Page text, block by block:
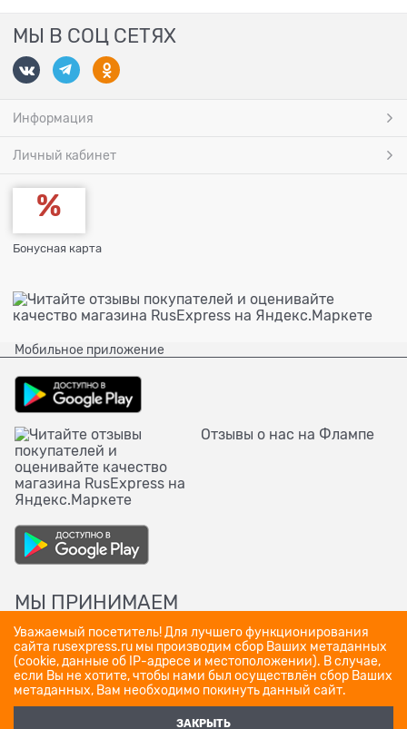
МЫ В СОЦ СЕТЯХ
Информация
Личный кабинет
Бонусная карта
Мобильное приложение
Отзывы о нас на Флампе
МЫ ПРИНИМАЕМ
Уважаемый посетитель! Для лучшего функционирования
сайта rusexpress.ru мы производим сбор Ваших метаданных
(cookie, данные об IP-адресе и местоположении). В случае,
если Вы не хотите, чтобы нами был осуществлён сбор Ваших
метаданных, Вам необходимо покинуть данный сайт.
ЗАКРЫТЬ